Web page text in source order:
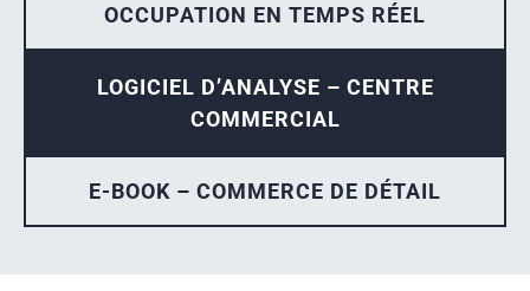
OCCUPATION EN TEMPS RÉEL
LOGICIEL D’ANALYSE – CENTRE
COMMERCIAL
E-BOOK – COMMERCE DE DÉTAIL